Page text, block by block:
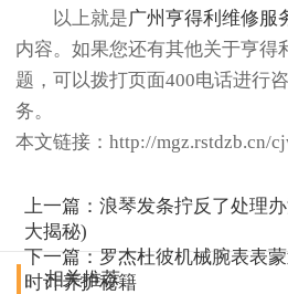
以上就是广州亨得利维修服
内容。如果您还有其他关于亨得
题，可以拨打页面400电话进行
务。
本文链接：http://mgz.rstdzb.cn/
上一篇：浪琴发条拧反了处理
大揭秘)
下一篇： 罗杰杜彼机械腕表表
时计养护秘籍
相关推荐